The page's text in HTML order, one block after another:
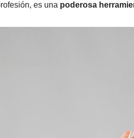
es una poderosa